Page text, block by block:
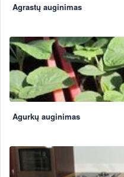
Agrastų auginimas
Agurkų auginimas